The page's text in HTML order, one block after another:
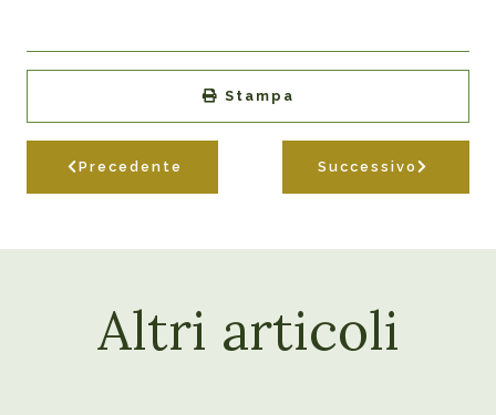
Stampa
Precedente Successivo
Altri articoli